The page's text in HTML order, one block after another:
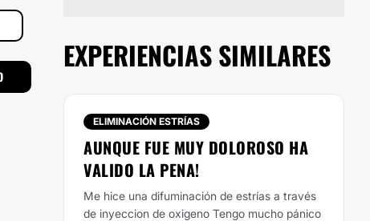
EXPERIENCIAS SIMILARES
ELIMINACIÓN ESTRÍAS
AUNQUE FUE MUY DOLOROSO HA
VALIDO LA PENA!
Me hice una difuminación de estrías a través
de inyeccion de oxigeno Tengo mucho pánico